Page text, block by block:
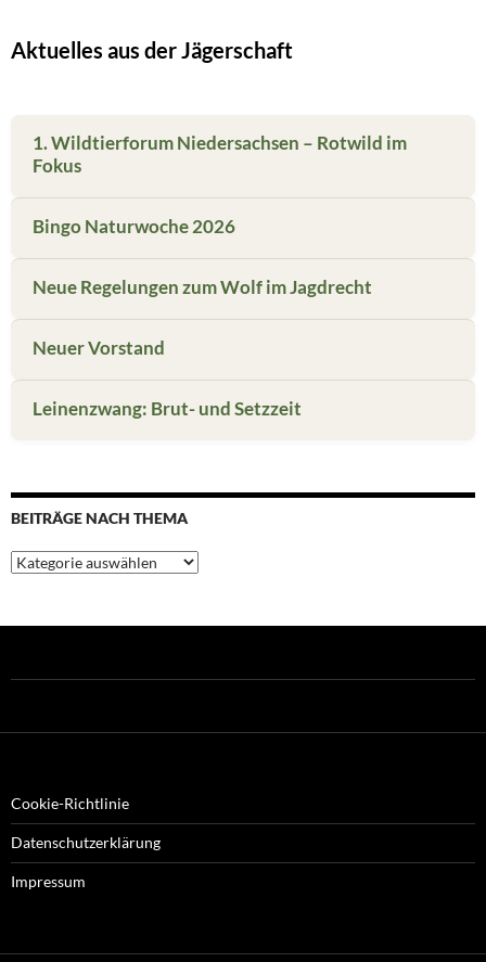
Aktuelles aus der Jägerschaft
1. Wildtierforum Niedersachsen – Rotwild im
Fokus
Bingo Naturwoche 2026
Neue Regelungen zum Wolf im Jagdrecht
Neuer Vorstand
Leinenzwang: Brut- und Setzzeit
BEITRÄGE NACH THEMA
Beiträge
nach
Cookie-Richtlinie
Datenschutzerklärung
Impressum